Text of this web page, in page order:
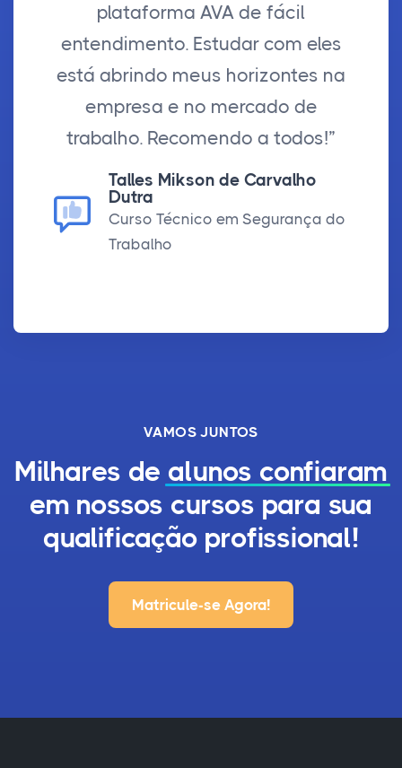
plataforma AVA de fácil
entendimento. Estudar com eles
está abrindo meus horizontes na
empresa e no mercado de
trabalho. Recomendo a todos!”
Talles Mikson de Carvalho
Dutra
Curso Técnico em Segurança do
Trabalho
VAMOS JUNTOS
Milhares de alunos confiaram
em nossos cursos para sua
qualificação profissional!
Matricule-se Agora!